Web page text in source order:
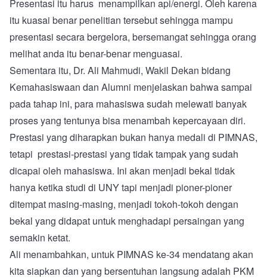
Presentasi itu harus menampilkan api/energi. Oleh karena
itu kuasai benar penelitian tersebut sehingga mampu
presentasi secara bergelora, bersemangat sehingga orang
melihat anda itu benar-benar menguasai.
Sementara itu, Dr. Ali Mahmudi, Wakil Dekan bidang
Kemahasiswaan dan Alumni menjelaskan bahwa sampai
pada tahap ini, para mahasiswa sudah melewati banyak
proses yang tentunya bisa menambah kepercayaan diri.
Prestasi yang diharapkan bukan hanya medali di PIMNAS,
tetapi prestasi-prestasi yang tidak tampak yang sudah
dicapai oleh mahasiswa. Ini akan menjadi bekal tidak
hanya ketika studi di UNY tapi menjadi pioner-pioner
ditempat masing-masing, menjadi tokoh-tokoh dengan
bekal yang didapat untuk menghadapi persaingan yang
semakin ketat.
Ali menambahkan, untuk PIMNAS ke-34 mendatang akan
kita siapkan dan yang bersentuhan langsung adalah PKM